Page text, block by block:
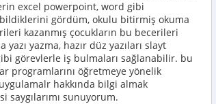
excel powerpoint, word gibi
gördüm, okulu bitirmiş okuma
kazanmış çocukların bu becerileri
yazma, hazır düz yazıları slayt
görevlerle iş bulmaları sağlanabilir. bu
programlarını öğretmeye yönelik
hakkında bilgi almak
saygılarımı sunuyorum.